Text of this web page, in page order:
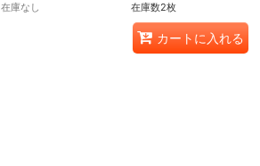
在庫なし 在庫数2枚
カートに入れる